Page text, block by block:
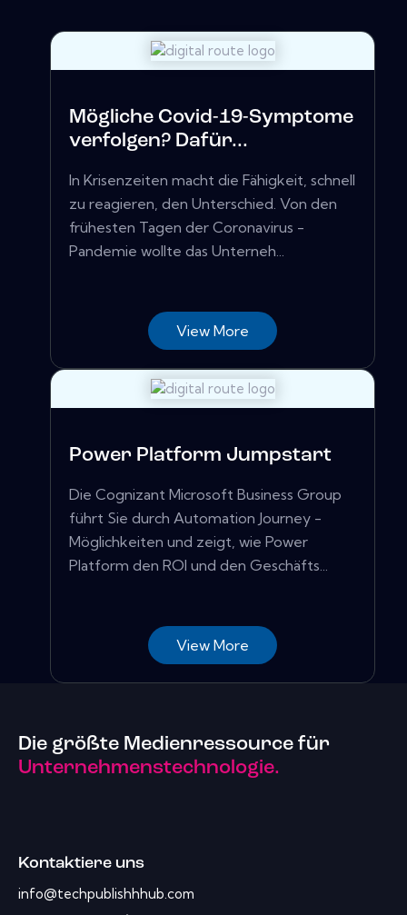
Mögliche Covid-19-Symptome
verfolgen? Dafür...
In Krisenzeiten macht die Fähigkeit, schnell
zu reagieren, den Unterschied. Von den
frühesten Tagen der Coronavirus -
Pandemie wollte das Unterneh...
View More
Power Platform Jumpstart
Die Cognizant Microsoft Business Group
führt Sie durch Automation Journey -
Möglichkeiten und zeigt, wie Power
Platform den ROI und den Geschäfts...
View More
Die größte Medienressource für
Unternehmenstechnologie.
Kontaktiere uns
info@techpublishhhub.com